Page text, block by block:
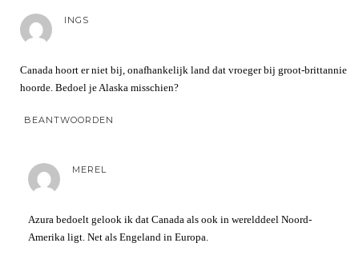
INGS
Canada hoort er niet bij, onafhankelijk land dat vroeger bij groot-brittannie
hoorde. Bedoel je Alaska misschien?
BEANTWOORDEN
MEREL
Azura bedoelt gelook ik dat Canada als ook in werelddeel Noord-
Amerika ligt. Net als Engeland in Europa.